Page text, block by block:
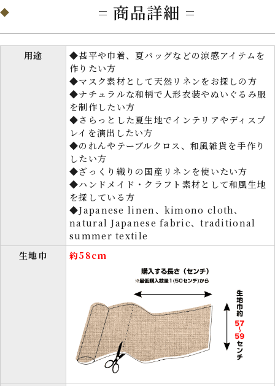
= 商品詳細 =
用途
◆甚平や巾着、夏バッグなどの涼感アイテムを
作りたい方
◆マスク素材として天然リネンをお探しの方
◆ナチュラルな和柄で人形衣装やぬいぐるみ服
を制作したい方
◆さらっとした夏生地でインテリアやディスプ
レイを演出したい方
◆のれんやテーブルクロス、和風雑貨を手作り
したい方
◆ざっくり織りの国産リネンを使いたい方
◆ハンドメイド・クラフト素材として和風生地
を探している方
◆Japanese linen、kimono cloth、
natural Japanese fabric、traditional
summer textile
生地巾
約58cm